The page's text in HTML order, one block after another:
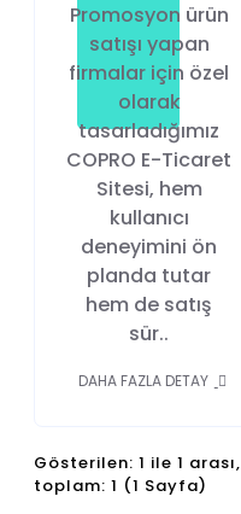
Promosyon ürün
satışı yapan
firmalar için özel
olarak
tasarladığımız
COPRO E-Ticaret
Sitesi, hem
kullanıcı
deneyimini ön
planda tutar
hem de satış
sür..
DAHA FAZLA DETAY
Gösterilen: 1 ile 1 arası,
toplam: 1 (1 Sayfa)